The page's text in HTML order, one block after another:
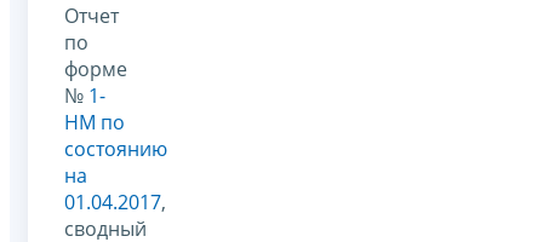
Отчет
по
форме
№ 1-
НМ по
состоянию
на
01.04.2017,
сводный